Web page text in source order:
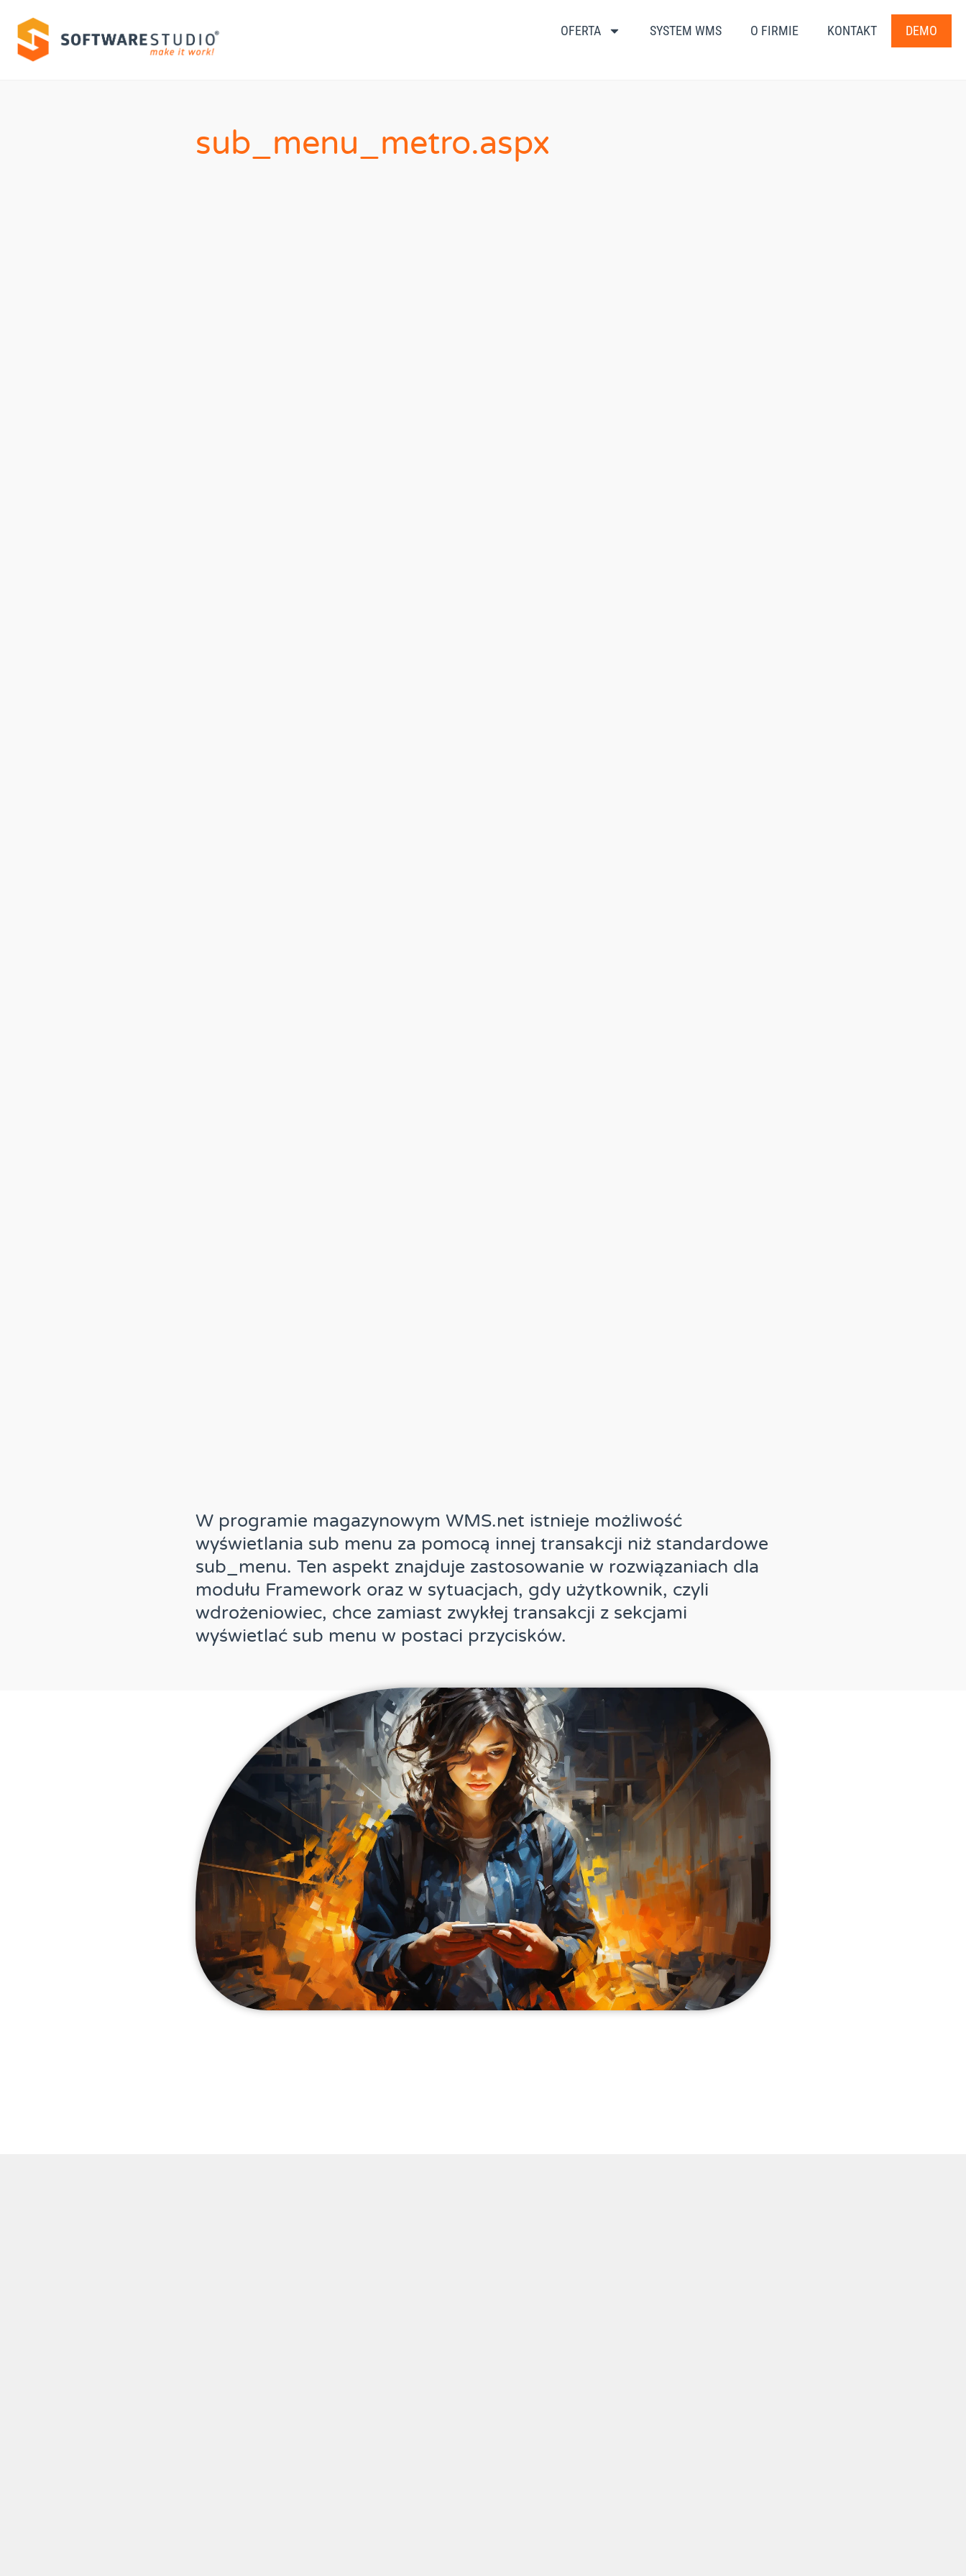
OFERTA SYSTEM WMS O FIRMIE KONTAKT DEMO
sub_menu_metro.aspx
W programie magazynowym WMS.net istnieje możliwość
wyświetlania sub menu za pomocą innej transakcji niż standardowe
sub_menu. Ten aspekt znajduje zastosowanie w rozwiązaniach dla
modułu Framework oraz w sytuacjach, gdy użytkownik, czyli
wdrożeniowiec, chce zamiast zwykłej transakcji z sekcjami
wyświetlać sub menu w postaci przycisków.